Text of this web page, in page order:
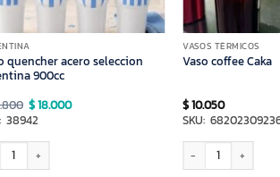
quencher acero seleccion
900cc
El
precio
original
$ 26.800.
$18.000El
38942
quencher acero seleccion argentina 900cc cantidad
VASOS TÉRMICOS
Vaso coffee Caka
$10.050
SKU:
Vaso coffee Caka